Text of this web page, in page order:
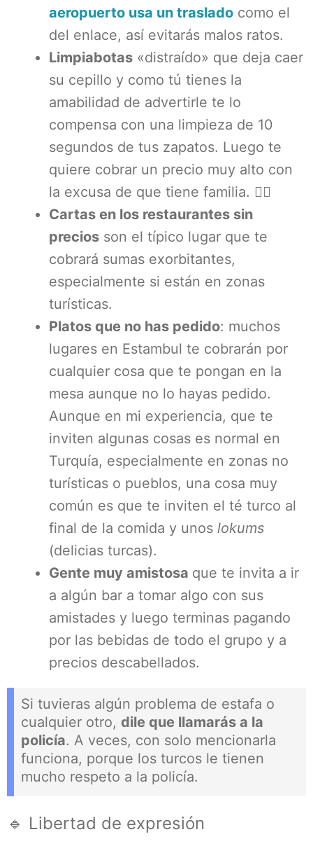
aeropuerto usa un traslado como el
del enlace, así evitarás malos ratos.
Limpiabotas «distraído» que deja caer
su cepillo y como tú tienes la
amabilidad de advertirle te lo
compensa con una limpieza de 10
segundos de tus zapatos. Luego te
quiere cobrar un precio muy alto con
la excusa de que tiene familia. 🤦‍♀️
Cartas en los restaurantes sin
precios son el típico lugar que te
cobrará sumas exorbitantes,
especialmente si están en zonas
turísticas.
Platos que no has pedido: muchos
lugares en Estambul te cobrarán por
cualquier cosa que te pongan en la
mesa aunque no lo hayas pedido.
Aunque en mi experiencia, que te
inviten algunas cosas es normal en
Turquía, especialmente en zonas no
turísticas o pueblos, una cosa muy
común es que te inviten el té turco al
final de la comida y unos lokums
(delicias turcas).
Gente muy amistosa que te invita a ir
a algún bar a tomar algo con sus
amistades y luego terminas pagando
por las bebidas de todo el grupo y a
precios descabellados.
Si tuvieras algún problema de estafa o
cualquier otro, dile que llamarás a la
policía. A veces, con solo mencionarla
funciona, porque los turcos le tienen
mucho respeto a la policía.
🔹 Libertad de expresión